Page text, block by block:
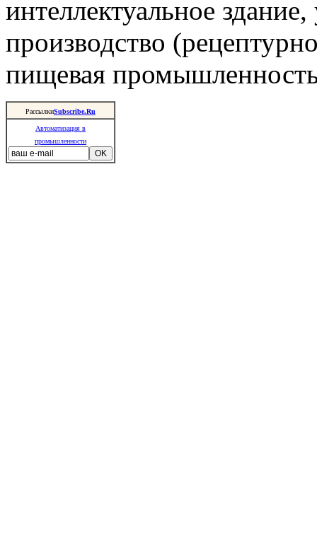
интеллектуальное
производство
пищевая
РассылкиSubscribe.Ru
Автоматизация в
промышленности